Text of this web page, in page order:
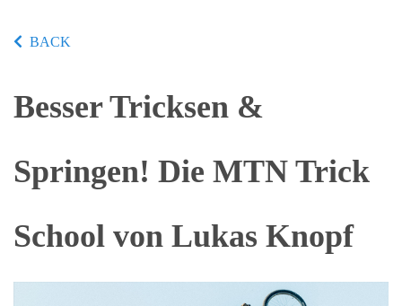
BACK
Besser Tricksen &
Springen! Die MTN Trick
School von Lukas Knopf